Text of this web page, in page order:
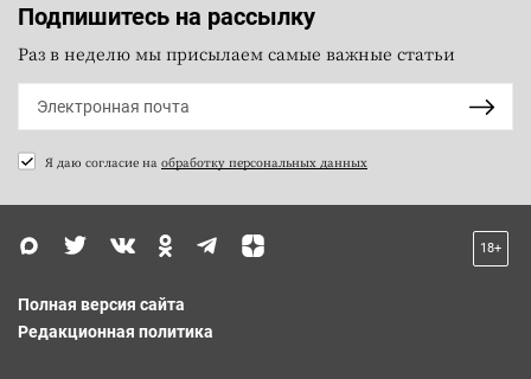
Подпишитесь на рассылку
Раз в неделю мы присылаем самые важные статьи
Я даю согласие на обработку персональных данных
18+
Полная версия сайта
Редакционная политика